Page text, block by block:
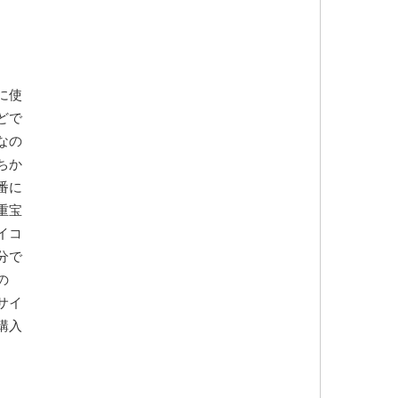
使
で
の
か
に
宝
コ
で
イ
入